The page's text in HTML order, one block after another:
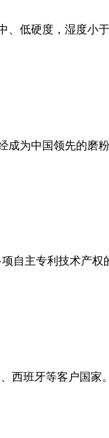
低硬度，湿度
为中国领先的
自主专利技术产
西班牙等客户国